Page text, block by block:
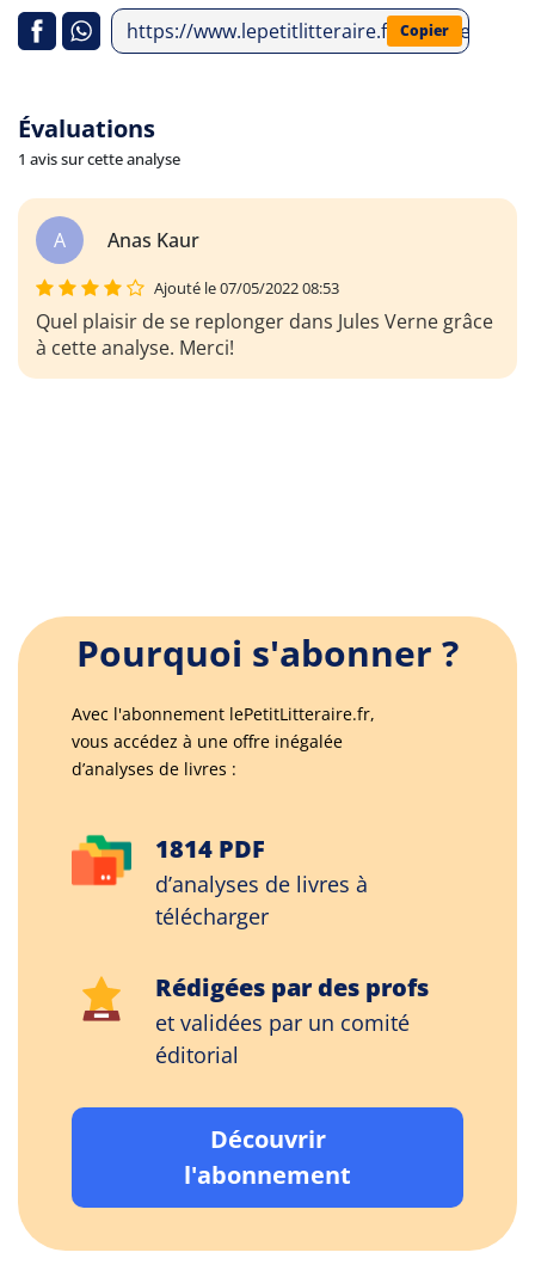
https://www.lepetitlitteraire.fr/analyses-
Copier
Évaluations
1 avis sur cette analyse
A Anas Kaur
Ajouté le 07/05/2022 08:53
Quel plaisir de se replonger dans Jules Verne grâce
à cette analyse. Merci!
Pourquoi s'abonner ?
Avec l'abonnement lePetitLitteraire.fr,
vous accédez à une offre inégalée
d’analyses de livres :
1814 PDF
d’analyses de livres à
télécharger
Rédigées par des profs
et validées par un comité
éditorial
Découvrir
l'abonnement